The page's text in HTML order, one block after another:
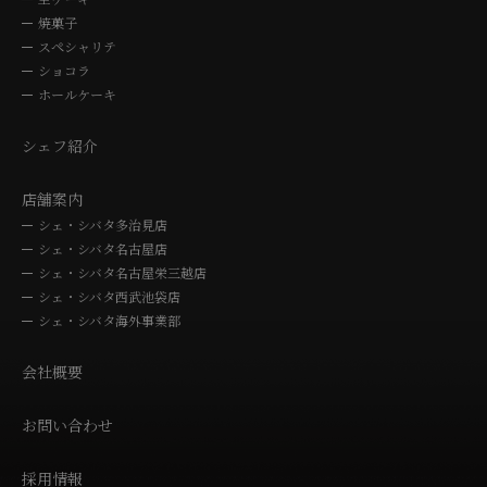
焼菓子
スペシャリテ
ショコラ
ホールケーキ
シェフ紹介
店舗案内
シェ・シバタ多治見店
シェ・シバタ名古屋店
シェ・シバタ名古屋栄三越店
シェ・シバタ西武池袋店
シェ・シバタ海外事業部
会社概要
お問い合わせ
採用情報